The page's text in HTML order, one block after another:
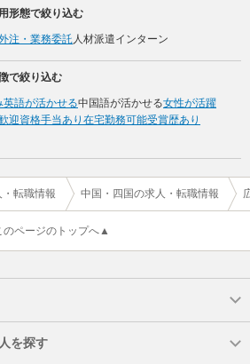
形態で絞り込む
注・業務委託人材派遣インターン
で絞り込む
英語が活かせる中国語が活かせる女性が活躍
迎資格手当あり 在宅勤務可能受賞歴あり
転職情報 中国・四国の求人・転職情報
のページのトップへ▲
を探す